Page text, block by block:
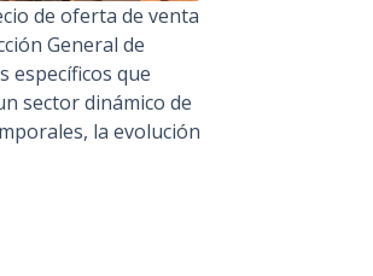
de oferta de venta
General de
específicos que
sector dinámico de
la evolución